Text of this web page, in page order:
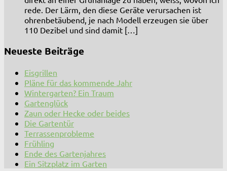
rede. Der Lärm, den diese Geräte verursachen ist
ohrenbetäubend, je nach Modell erzeugen sie über
110 Dezibel und sind damit […]
Neueste Beiträge
Eisgrillen
Pläne für das kommende Jahr
Wintergarten? Ein Traum
Gartenglück
Zaun oder Hecke oder beides
Die Gartentür
Terrassenprobleme
Frühling
Ende des Gartenjahres
Ein Sitzplatz im Garten